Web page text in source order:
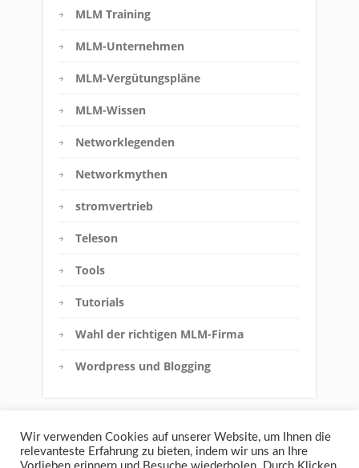
MLM Training
MLM-Unternehmen
MLM-Vergütungspläne
MLM-Wissen
Networklegenden
Networkmythen
stromvertrieb
Teleson
Tools
Tutorials
Wahl der richtigen MLM-Firma
Wordpress und Blogging
Wir verwenden Cookies auf unserer Website, um Ihnen die
relevanteste Erfahrung zu bieten, indem wir uns an Ihre